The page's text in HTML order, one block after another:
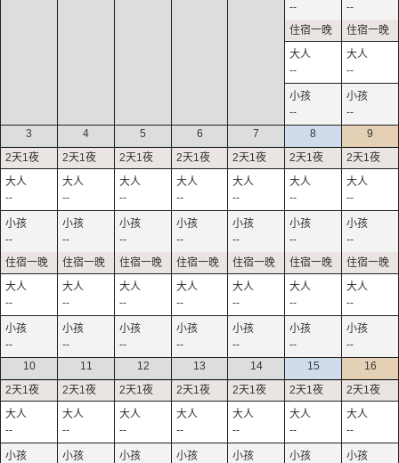
--
--
--
--
--
--
3
--
--
--
--
4
--
--
--
--
5
--
--
--
--
6
--
--
--
--
7
--
--
--
--
8
--
--
--
--
9
--
--
--
--
10
--
11
--
12
--
13
--
14
--
15
--
16
--